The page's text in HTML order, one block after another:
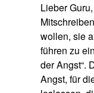
Lieber
wollen, sie
führen zu
der Angst“.
Angst, für